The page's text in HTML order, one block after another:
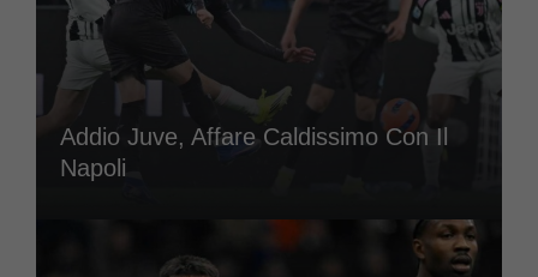
Addio Juve, Affare Caldissimo Con Il
Napoli